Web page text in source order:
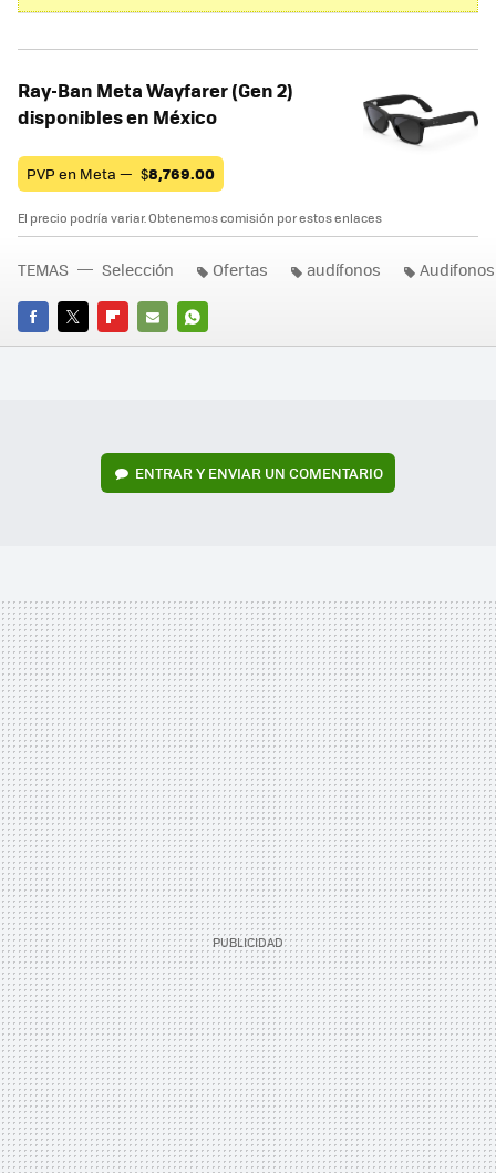
Ray-Ban Meta Wayfarer (Gen 2)
disponibles en México
PVP en Meta — $8,769.00
El precio podría variar. Obtenemos comisión por estos enlaces
FACEBOOK
TWITTERFLIPBOARD
E-
WHATSAPP
TEMAS Selección Ofertas audífonos
ENTRAR Y ENVIAR UN COMENTARIO